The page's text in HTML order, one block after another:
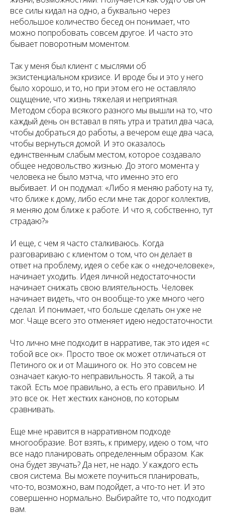
все силы кидал на одно, а буквально через
небольшое количество бесед он понимает, что
можно попробовать совсем другое. И часто это
бывает поворотным моментом.
Так у меня был клиент с мыслями об
экзистенциальном кризисе. И вроде бы и это у него
было хорошо, и то, но при этом его не оставляло
ощущение, что жизнь тяжелая и неприятная.
Методом сбора всякого разного мы вышли на то, что
каждый день он вставал в пять утра и тратил два часа,
чтобы добраться до работы, а вечером еще два часа,
чтобы вернуться домой. И это оказалось
единственным слабым местом, которое создавало
общее недовольство жизнью. До этого момента у
человека не было мэтча, что именно это его
выбивает. И он подумал: «Либо я меняю работу на ту,
что ближе к дому, либо если мне так дорог коллектив,
я меняю дом ближе к работе. И что я, собственно, тут
страдаю?»
И еще, с чем я часто сталкиваюсь. Когда
разговариваю с клиентом о том, что он делает в
ответ на проблему, идея о себе как о «недочеловеке»,
начинает уходить. Идея личной недостаточности
начинает снижать свою влиятельность. Человек
начинает видеть, что он вообще-то уже много чего
сделал. И понимает, что больше сделать он уже не
мог. Чаще всего это отменяет идею недостаточности.
Что лично мне подходит в нарративе, так это идея «с
тобой все ок». Просто твое ок может отличаться от
Петиного ок и от Машиного ок. Но это совсем не
означает какую-то неправильность. Я такой, а ты
такой. Есть мое правильно, а есть его правильно. И
это все ок. Нет жестких канонов, по которым
сравнивать.
Еще мне нравится в нарративном подходе
многообразие. Вот взять, к примеру, идею о том, что
все надо планировать определенным образом. Как
она будет звучать? Да нет, не надо. У каждого есть
своя система. Вы можете поучиться планировать,
что-то, возможно, вам подойдет, а что-то нет. И это
совершенно нормально. Выбирайте то, что подходит
вам.